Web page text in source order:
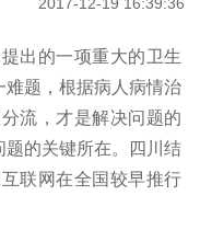
出的一项重大的卫生
难题，根据病人病情治
流，才是解决问题的
题的关键所在。四川结
联网在全国较早推行